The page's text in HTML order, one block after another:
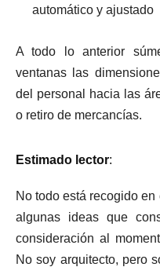
automático y ajustado
A todo lo anterior
ventanas las
del personal hacia las
o retiro de mercancías.
Estimado lector:
No todo está recogido
algunas ideas que
consideración al
No soy arquitecto, pero